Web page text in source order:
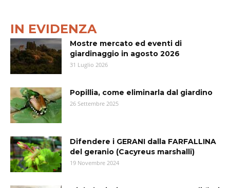
IN EVIDENZA
Mostre mercato ed eventi di
giardinaggio in agosto 2026
31 Luglio 2026
Popillia, come eliminarla dal giardino
26 Settembre 2025
Difendere i GERANI dalla FARFALLINA
del geranio (Cacyreus marshalli)
19 Novembre 2024